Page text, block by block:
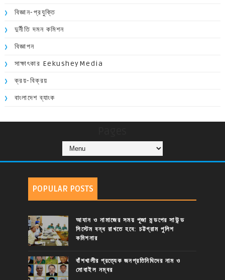
বিজ্ঞান-প্রযুক্তি
দুর্নীতি দমন কমিশন
বিজ্ঞাপন
সাক্ষাৎকার EekusheyMedia
ক্রয়-বিক্রয়
বাংলাদেশ ব্যাংক
POPULAR POSTS
আযান ও নামাজের সময় পূজা মন্ডপের সাউন্ড
সিস্টেম বন্ধ রাখতে হবে: চট্টগ্রাম পুলিশ
কমিশনার
বাঁশখালীর প্রত্যেক জনপ্রতিনিধিদের নাম ও
মোবাইল নম্বর